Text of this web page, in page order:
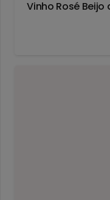
Vinho Rosé